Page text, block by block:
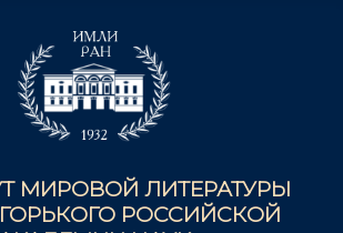
МИРОВОЙ ЛИТЕРАТУРЫ
РОССИЙСКОЙ